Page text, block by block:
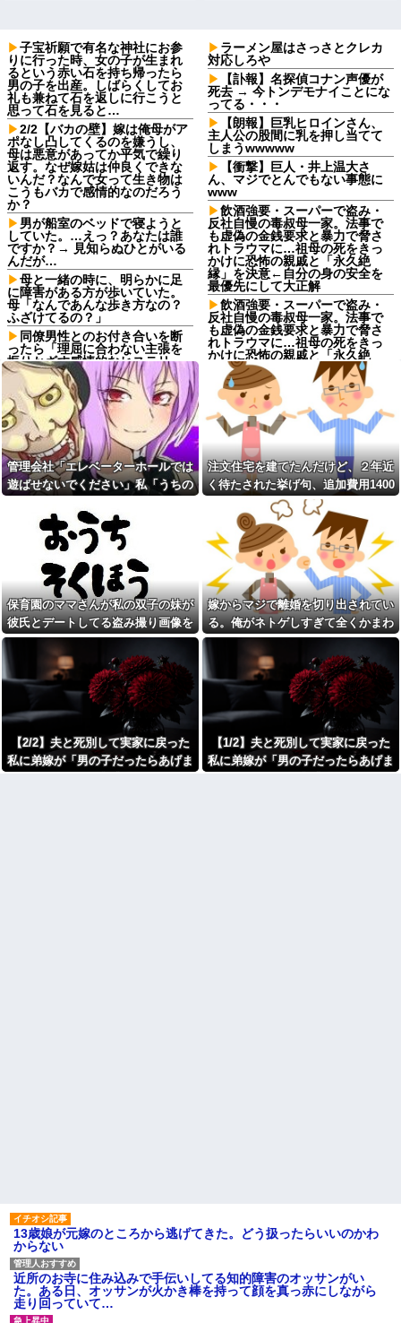
子宝祈願で有名な神社にお参
りに行った時、女の子が生まれ
るという赤い石を持ち帰ったら
男の子を出産。しばらくしてお
礼も兼ねて石を返しに行こうと
思って石を見ると…
2/2【バカの壁】嫁は俺母がア
ポなし凸してくるのを嫌うし、
母は悪意があってか平気で繰り
返す。なぜ嫁姑は仲良くできな
いんだ？なんで女って生き物は
こうもバカで感情的なのだろう
か？
男が船室のベッドで寝ようと
していた。…えっ？あなたは誰
ですか？→ 見知らぬひとがいる
んだが…
母と一緒の時に、明らかに足
に障害がある方が歩いていた。
母「なんであんな歩き方なの？
ふざけてるの？」
同僚男性とのお付き合いを断
ったら「理屈に合わない主張を
振りかざす感情的なヒステリー
女」と言いふらされて・・・
退職してしばらく経った頃、
元職場の取引先から連絡が来
た。話を聞くと納得できない内
容で…
義両親「空き家になるし住ん
でいいよ」私たち「じゃあお言
葉に甘えて…」→引っ越した途
端、予想外の出来事が待ってい
て…
予定より早めに家に帰宅。リ
ビングに「裸の嫁」と男がい
た。まさかの不倫現場に遭遇...
進学クラスで教師への不満を
抱えていた中学生。悩んだ末に
取った行動が大人にも響くもの
で…
彼の同期の嫁が子供を産ん
だ。すると、彼が「出産祝いに
話してきて...
【速報】れいわ新選組さん
「いのちの党」に改名ｗｗｗｗ
【画像】令和最新版のあのち
ゃん、可愛過ぎてワイらにブッ
刺さりまくりw w w w w w
【衝撃】浅田真央ちゃんの婚
活条件がこちら←むしろコレは
私「初めて飲む味だけどなん
のお茶？」彼「ちっ！」私「」
【GIF】JSのカンチョーワロ
タ
後続車にクラクションを鳴ら
され彼氏が逆切れ。「何クラク
ション鳴らしてんだ！降りてこ
いよ！」と怒鳴りだし...
ラーメン屋はさっさとクレカ
対応しろや
【訃報】名探偵コナン声優が
死去 → 今トンデモナイことにな
ってる・・・
【朗報】巨乳ヒロインさん、
主人公の股間に乳を押し当てて
しまうwwwww
【衝撃】巨人・井上温大さ
ん、マジでとんでもない事態に
www
飲酒強要・スーパーで盗み・
反社自慢の毒叔母一家。法事で
も虚偽の金銭要求と暴力で脅さ
れトラウマに…祖母の死をきっ
かけに恐怖の親戚と「永久絶
縁」を決意←自分の身の安全を
最優先にして大正解
飲酒強要・スーパーで盗み・
反社自慢の毒叔母一家。法事で
も虚偽の金銭要求と暴力で脅さ
れトラウマに…祖母の死をきっ
かけに恐怖の親戚と「永久絶
縁」を決意←自分の身の安全を
最優先にして大正解
ジャンポケ斉藤の被害女性
「バウムクーヘン売ったり
TikTokライブしててムカついた
から示談しなかった」←これ
コインランドリーで私物の乾
燥機シートを「ご自由にどうぞ
だろw」と勝手に盗もうとした
DQN夫婦！注意したら「は？名
前かいてないんですけど」と逆
ジャンポケ斉藤「同意があっ
たんです。本当です。信じて下
さい」 ←何でこの主張が通ら
ないの？
父がﾀﾋんだ翌日、彼女から
「今日はつきあって半年の記念
日だね！おめでとう！」とメー
ルが来た。それから連絡は無視
てそう言って」と連絡きたけど
話もしたくないんだよ…….他
弟「エレベーターで知らない
女に蹴られた！」私「何した
の？」→事情を聞いた家族全員
が「それは自業自得」と呆れて
しまい…
【呆然】 兄が『結婚したい』
と連れて来た女忄生がアレルギ
先生から電話があったんだけ
に残ってしまった
主な税金の成り立ちを調べて
管理会社「エレベーターホールでは
遊ばせないでください」私「うちの
の展開になり…
注文住宅を建てたんだけど、２年近
く待たされた挙げ句、追加費用1400
万請求された。流石におかしいよ
ね？
保育園のママさんが私の双子の妹が
彼氏とデートしてる盗み撮り画像を
見せて「あとはわかるよね？とりあ
えず5万を家に持ってきて」と脅し
てきた
嫁からマジで離婚を切り出されてい
る。俺がネトゲしすぎて全くかまわ
なかったのが原因らしく...
【2/2】夫と死別して実家に戻った
私に弟嫁が「男の子だったらあげま
【1/2】夫と死別して実家に戻った
私に弟嫁が「男の子だったらあげま
13歳娘が元嫁のところから逃げてきた。どう扱ったらいいのかわ
からない
近所のお寺に住み込みで手伝いしてる知的障害のオッサンがい
た。ある日、オッサンが火かき棒を持って顔を真っ赤にしながら
走り回っていて…